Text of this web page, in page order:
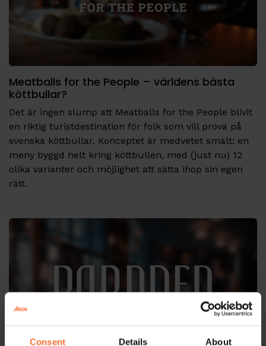
Consent Details About
Meatballs for the People – världens bästa
köttbullar?
Det är ingen slump att Meatballs for the People blivit
en riktig turistdestination för folk som vill prova på
svenska köttbullar. Konceptet är medvetet smalt: en
meny byggd helt kring köttbullen, med (just nu) 12
olika varianter och möjlighet att sätta ihop sin egen
rätt.